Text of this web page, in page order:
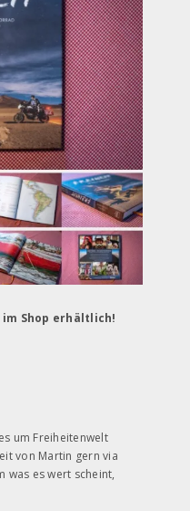
im Shop erhältlich!
um Freiheitenwelt
von Martin gernvia
was es wert scheint,